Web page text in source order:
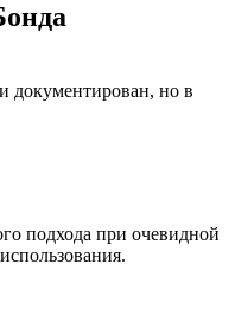
документирован, но в
подхода при очевидной